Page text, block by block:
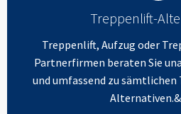
Treppenlift-
Treppenlift, Aufzug oder
Partnerfirmen beraten Sie
und umfassend zu